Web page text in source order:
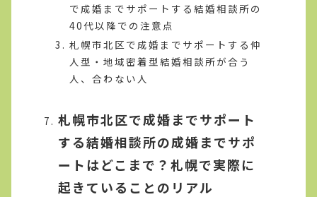
で成婚までサポートする結婚相談所の
40代以降での注意点
札幌市北区で成婚までサポートする仲
人型・地域密着型結婚相談所が合う
人、合わない人
札幌市北区で成婚までサポート
する結婚相談所の成婚までサポ
ートはどこまで？札幌で実際に
起きていることのリアル